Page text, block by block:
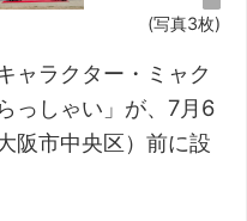
(写真3枚)
ャラクター・ミャク
っしゃい」が、7月6
阪市中央区）前に設